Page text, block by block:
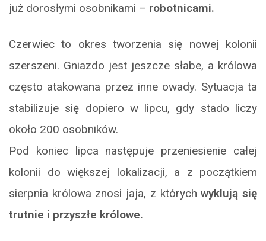
już dorosłymi osobnikami – robotnicami.
Czerwiec to okres tworzenia się nowej kolonii
szerszeni. Gniazdo jest jeszcze słabe, a królowa
często atakowana przez inne owady. Sytuacja ta
stabilizuje się dopiero w lipcu, gdy stado liczy
około 200 osobników.
Pod koniec lipca następuje przeniesienie całej
kolonii do większej lokalizacji, a z początkiem
sierpnia królowa znosi jaja, z których wyklują się
trutnie i przyszłe królowe.